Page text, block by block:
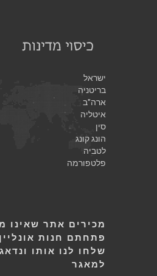
ישראל
בריטניה
ארה"ב
איטליה
סין
הונג קונג
לטביה
פלטפורמה
מכירים אתר שאינו
פתחתם חנות
שלחו לנו אותו
למאגר